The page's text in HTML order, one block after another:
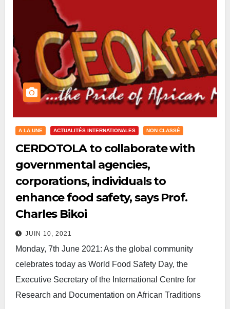
A LA UNE ACTUALITÉS INTERNATIONALES NON CLASSÉ
CERDOTOLA to collaborate with
governmental agencies,
corporations, individuals to
enhance food safety, says Prof.
Charles Bikoi
JUIN 10, 2021
Monday, 7th June 2021: As the global community
celebrates today as World Food Safety Day, the
Executive Secretary of the International Centre for
Research and Documentation on African Traditions